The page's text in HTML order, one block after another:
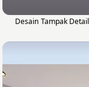
Desain Tampak